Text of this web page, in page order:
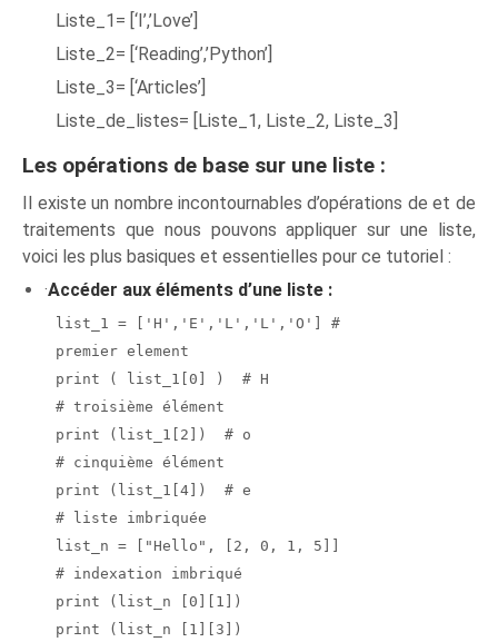
Liste_1= [‘I’,’Love’]
Liste_2= [‘Reading’,’Python’]
Liste_3= [‘Articles’]
Liste_de_listes= [Liste_1, Liste_2, Liste_3]
Les opérations de base sur une liste :
Il existe un nombre incontournables d’opérations de et de
traitements que nous pouvons appliquer sur une liste,
voici les plus basiques et essentielles pour ce tutoriel :
·Accéder aux éléments d’une liste :
list_1 = ['H','E','L','L','O'] #
premier element
print ( list_1[0] ) # H
# troisième élément
print (list_1[2]) # o
# cinquième élément
print (list_1[4]) # e
# liste imbriquée
list_n = ["Hello", [2, 0, 1, 5]]
# indexation imbriqué
print (list_n [0][1])
print (list_n [1][3])